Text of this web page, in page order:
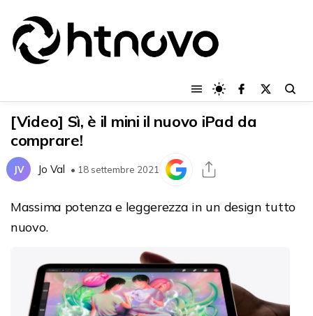
[Video] Sì, è il mini il nuovo iPad da
comprare!
JV Jo Val • 18 settembre 2021
Massima potenza e leggerezza in un design tutto
nuovo.